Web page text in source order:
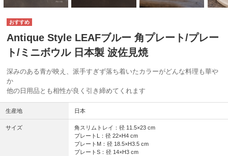
Antique Style LEAFブルー 角プレート/プレー
ト/ミニボウル 日本製 波佐見焼
深みのある青が映え、派手すぎず落ち着いたカラーがどんな料理も華や
か
他の日用品とも相性が良く引き締めてくれます
生産地 日本
サイズ
角スリムトレイ：径 11.5×23 cm
プレートL：径 22×H4 cm
プレートM：径 18.5×H3.5 cm
プレートS：径 14×H3 cm